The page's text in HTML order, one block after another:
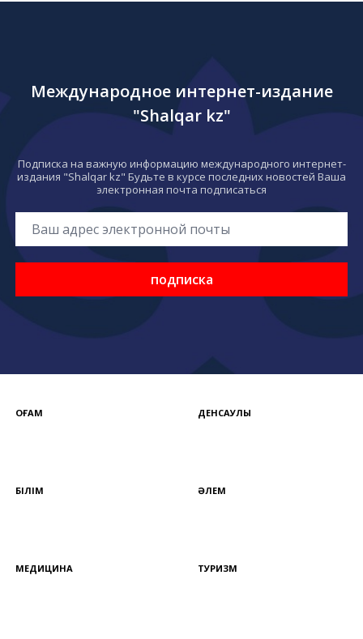
Международное интернет-издание
"Shalqar kz"
Подписка на важную информацию международного интернет-
издания "Shalqar kz" Будьте в курсе последних новостей Ваша
электронная почта подписаться
подписка
ҚОҒАМ ДЕНСАУЛЫҚ
БІЛІМ ӘЛЕМ
МЕДИЦИНА ТУРИЗМ